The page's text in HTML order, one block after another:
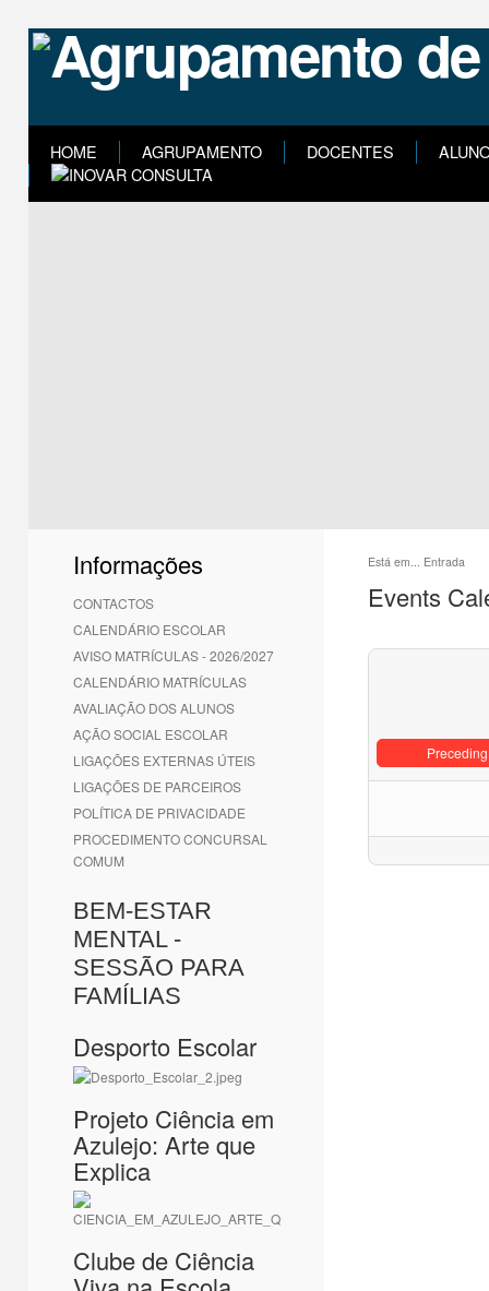
HOME AGRUPAMENTO DOCENTES
Informações
CONTACTOS
CALENDÁRIO ESCOLAR
AVISO MATRÍCULAS - 2026/2027
CALENDÁRIO MATRÍCULAS
AVALIAÇÃO DOS ALUNOS
AÇÃO SOCIAL ESCOLAR
LIGAÇÕES EXTERNAS ÚTEIS
LIGAÇÕES DE PARCEIROS
POLÍTICA DE PRIVACIDADE
PROCEDIMENTO CONCURSAL
COMUM
BEM-ESTAR
MENTAL -
SESSÃO PARA
FAMÍLIAS
Desporto Escolar
Projeto Ciência em
Azulejo: Arte que
Explica
Clube de Ciência
Está em... Entrada
Events